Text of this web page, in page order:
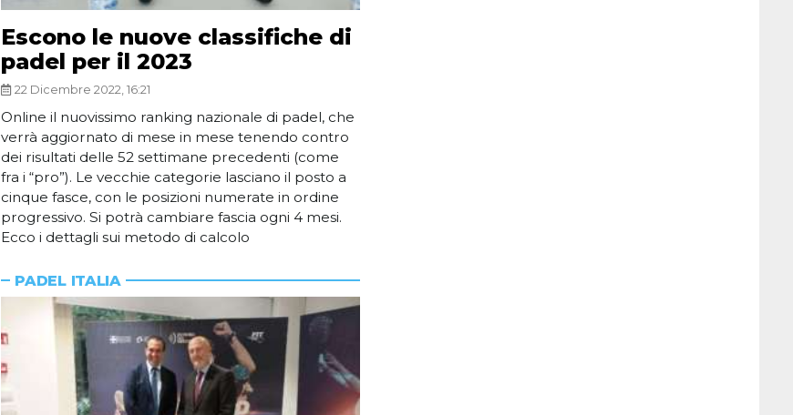
Escono le nuove classifiche di
padel per il 2023
22 Dicembre 2022, 16:21
Online il nuovissimo ranking nazionale di padel, che
verrà aggiornato di mese in mese tenendo contro
dei risultati delle 52 settimane precedenti (come
fra i “pro”). Le vecchie categorie lasciano il posto a
cinque fasce, con le posizioni numerate in ordine
progressivo. Si potrà cambiare fascia ogni 4 mesi.
Ecco i dettagli sui metodo di calcolo
PADEL ITALIA